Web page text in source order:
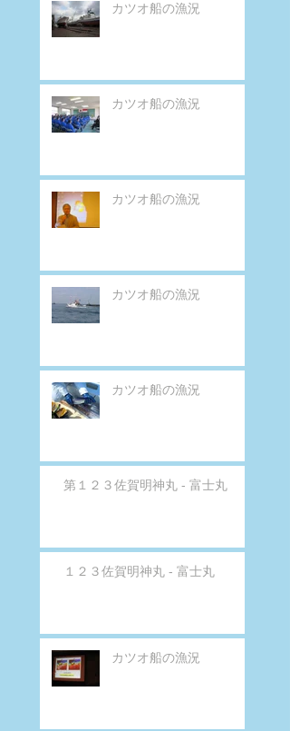
カツオ船の漁況
カツオ船の漁況
カツオ船の漁況
カツオ船の漁況
カツオ船の漁況
第１２３佐賀明神丸 - 富士丸
１２３佐賀明神丸 - 富士丸
カツオ船の漁況